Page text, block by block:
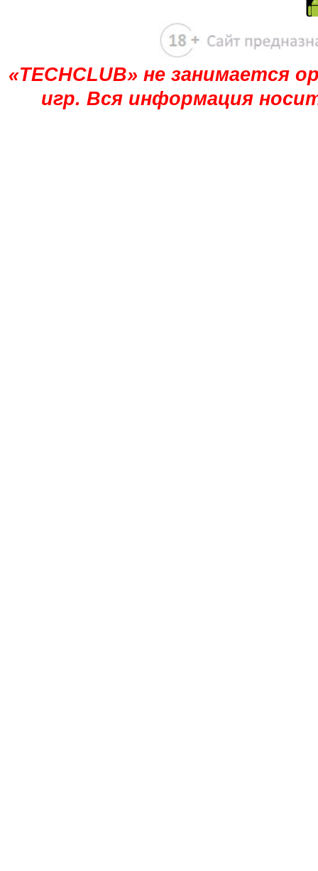
«TECHCLUB» не занимается
игр. Вся информация